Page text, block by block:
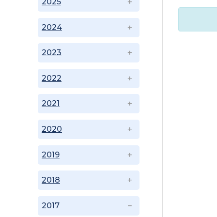
2017
2018
2019
2020
2021
2022
2023
2024